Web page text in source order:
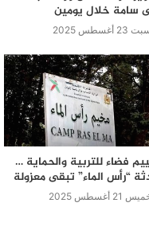
سامة خلال يومين
أغسطس 2025
فضاء للتربية والحماية …
“رأس الماء” تبقى معزولة
21 أغسطس 2025